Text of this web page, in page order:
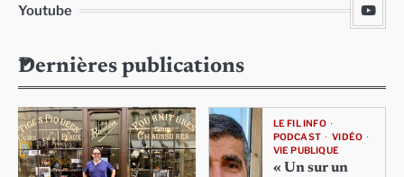
Youtube
Dernières publications
LE FIL INFO
PODCAST
VIDÉO
VIE PUBLIQUE
« Un sur un